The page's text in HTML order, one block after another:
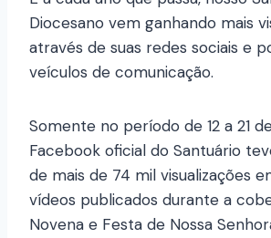
Diocesano vem ganhando mais
através de suas redes sociais e
veículos de comunicação.
Somente no período de 12 a 21
Facebook oficial do Santuário
de mais de 74 mil visualizações
vídeos publicados durante a
Novena e Festa de Nossa